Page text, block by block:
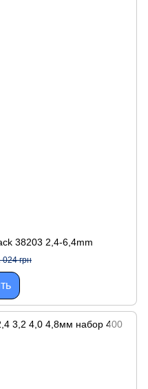
38203 2,4-6,4mm
024 грн